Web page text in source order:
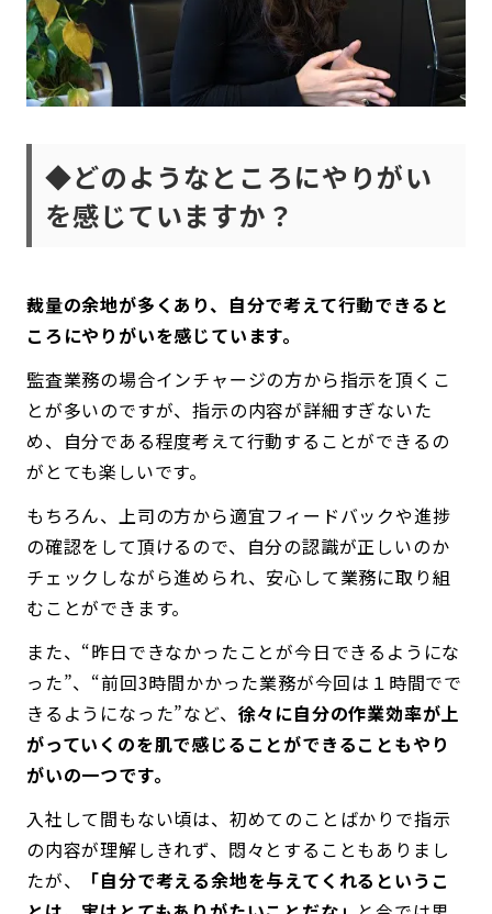
◆どのようなところにやりがい
を感じていますか？
裁量の余地が多くあり、自分で考えて行動できると
ころにやりがいを感じています。
監査業務の場合インチャージの方から指示を頂くこ
とが多いのですが、指示の内容が詳細すぎないた
め、自分である程度考えて行動することができるの
がとても楽しいです。
もちろん、上司の方から適宜フィードバックや進捗
の確認をして頂けるので、自分の認識が正しいのか
チェックしながら進められ、安心して業務に取り組
むことができます。
また、“昨日できなかったことが今日できるようにな
った”、“前回3時間かかった業務が今回は１時間でで
きるようになった”など、 徐々に自分の作業効率が上
がっていくのを肌で感じることができることもやり
がいの一つです。
入社して間もない頃は、初めてのことばかりで指示
の内容が理解しきれず、悶々とすることもありまし
たが、
「自分で考える余地を与えてくれるというこ